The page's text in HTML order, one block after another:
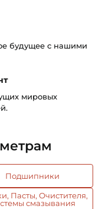
будущее с нашими
мировых
Подшипники
Пасты, Очистителя,
смазывания